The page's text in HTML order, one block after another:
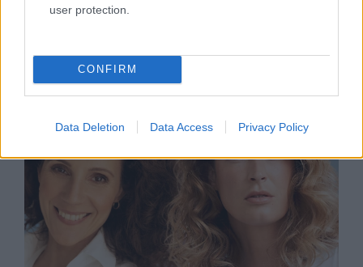
user protection.
CONFIRM
Data Deletion Data Access Privacy Policy
kell a másikat, hanem megpróbálni